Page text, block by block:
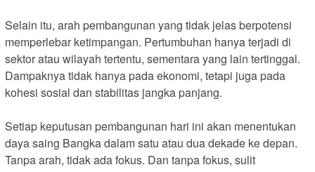
Selain itu, arah pembangunan yang tidak jelas berpotensi
memperlebar ketimpangan. Pertumbuhan hanya terjadi di
sektor atau wilayah tertentu, sementara yang lain tertinggal.
Dampaknya tidak hanya pada ekonomi, tetapi juga pada
kohesi sosial dan stabilitas jangka panjang.
Setiap keputusan pembangunan hari ini akan menentukan
daya saing Bangka dalam satu atau dua dekade ke depan.
Tanpa arah, tidak ada fokus. Dan tanpa fokus, sulit